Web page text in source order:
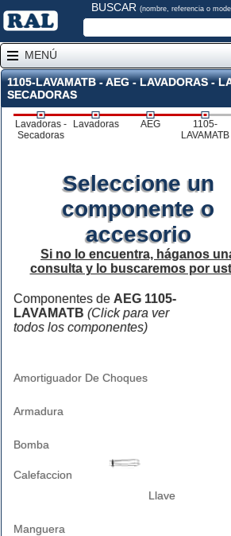
BUSCAR (nombre, referencia o
MENÚ
1105-LAVAMATB - AEG - LAVADORAS -
SECADORAS
Lavadoras -
Secadoras
Lavadoras AEG
1105-
LAVAMATB
Seleccione un
componente o
accesorio
Si no lo encuentra, háganos
consulta y lo buscaremos por
Componentes de AEG 1105-
LAVAMATB (Click para ver
todos los componentes)
Amortiguador De Choques
Armadura
Bomba
Calefaccion
Llave
Manguera